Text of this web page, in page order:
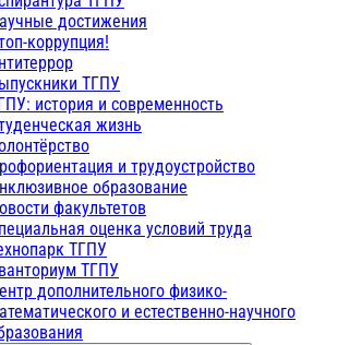
достижения
коррупция!
ТГПУ
история и современность
жизнь
и трудоустройство
образование
факультетов
оценка условий труда
ТГПУ
ТГПУ
дополнительного физико-
и естественно-научного